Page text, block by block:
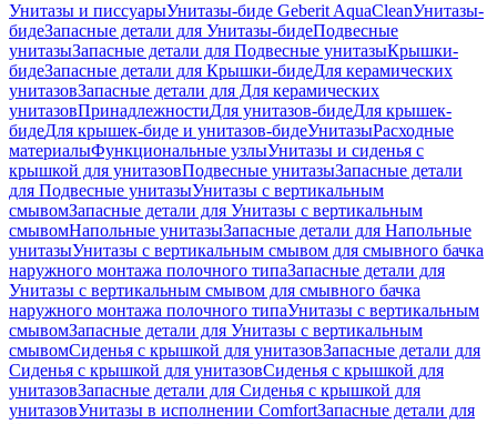
Унитазы и писсуарыУнитазы-биде Geberit AquaCleanУнитазы-
бидеЗапасные детали для Унитазы-бидеПодвесные
унитазыЗапасные детали для Подвесные унитазыКрышки-
бидеЗапасные детали для Крышки-бидеДля керамических
унитазовЗапасные детали для Для керамических
унитазовПринадлежностиДля унитазов-бидеДля крышек-
бидеДля крышек-биде и унитазов-бидеУнитазыРасходные
материалыФункциональные узлыУнитазы и сиденья с
крышкой для унитазовПодвесные унитазыЗапасные детали
для Подвесные унитазыУнитазы с вертикальным
смывомЗапасные детали для Унитазы с вертикальным
смывомНапольные унитазыЗапасные детали для Напольные
унитазыУнитазы с вертикальным смывом для смывного бачка
наружного монтажа полочного типаЗапасные детали для
Унитазы с вертикальным смывом для смывного бачка
наружного монтажа полочного типаУнитазы с вертикальным
смывомЗапасные детали для Унитазы с вертикальным
смывомСиденья с крышкой для унитазовЗапасные детали для
Сиденья с крышкой для унитазовСиденья с крышкой для
унитазовЗапасные детали для Сиденья с крышкой для
унитазовУнитазы в исполнении ComfortЗапасные детали для